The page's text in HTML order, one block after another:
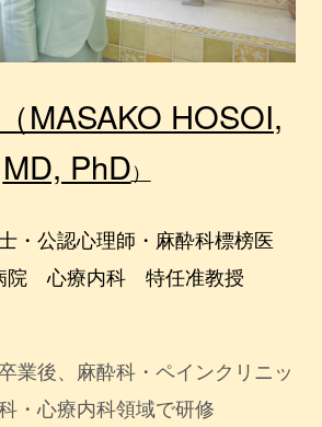
MASAKO HOSOI,
MD, PhD）
・公認心理師・麻酔科標榜医
院 心療内科 特任准教授
業後、麻酔科・ペインクリニッ
・心療内科領域で研修